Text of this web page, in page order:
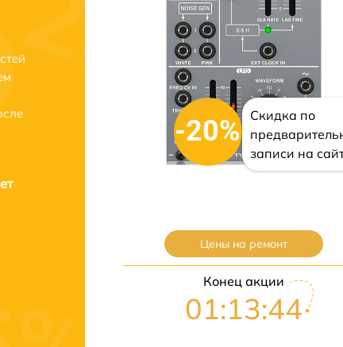
-20%
Скидка по
записи на
Цены на ремонт
Конец акции
01:13:43